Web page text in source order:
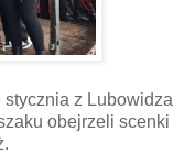
stycznia z Lubowidza
obejrzeli scenki